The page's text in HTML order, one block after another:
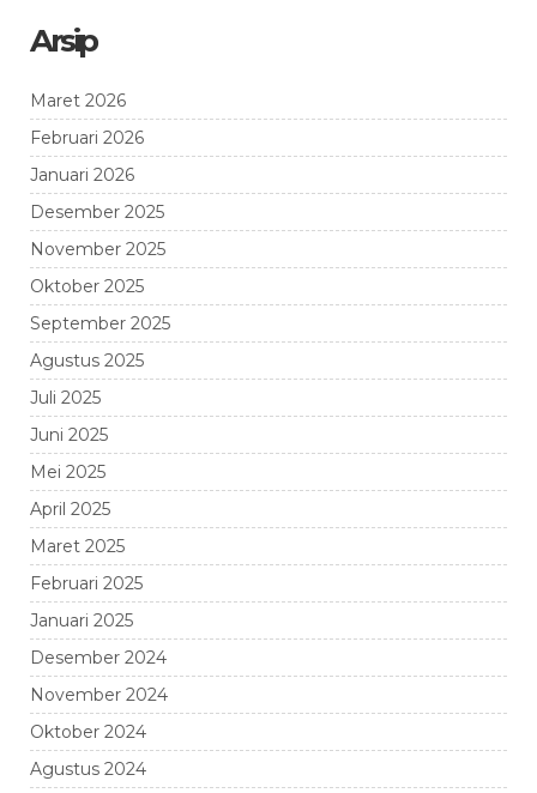
Arsip
Maret 2026
Februari 2026
Januari 2026
Desember 2025
November 2025
Oktober 2025
September 2025
Agustus 2025
Juli 2025
Juni 2025
Mei 2025
April 2025
Maret 2025
Februari 2025
Januari 2025
Desember 2024
November 2024
Oktober 2024
Agustus 2024